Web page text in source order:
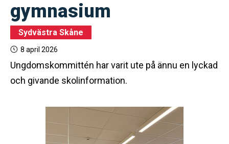
gymnasium
Sydvästra Skåne
8 april 2026
Ungdomskommittén har varit ute på ännu en lyckad
och givande skolinformation.